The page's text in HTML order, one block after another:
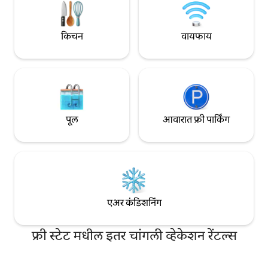
किचन वायफाय
पूल आवारात फ्री पार्किंग
एअर कंडिशनिंग
फ्री स्टेट मधील इतर चांगली व्हेकेशन रेंटल्स